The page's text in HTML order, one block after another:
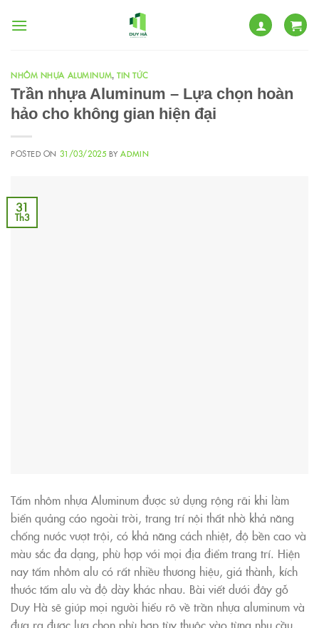
NHÔM NHỰA ALUMINUM,TIN TỨC
Trần nhựa Aluminum – Lựa chọn hoàn
hảo cho không gian hiện đại
POSTED ON 31/03/2025 BYADMIN
31
Th3
Tấm nhôm nhựa Aluminum được sử dụng rộng rãi khi làm
biển quảng cáo ngoài trời, trang trí nội thất nhờ khả năng
chống nước vượt trội, có khả năng cách nhiệt, độ bền cao và
màu sắc đa dạng, phù hợp với mọi địa điểm trang trí. Hiện
nay tấm nhôm alu có rất nhiều thương hiệu, giá thành, kích
thước tấm alu và độ dày khác nhau. Bài viết dưới đây gỗ
Duy Hà sẽ giúp mọi người hiểu rõ về trần nhựa aluminum và
đưa ra được lựa chọn phù hợp tùy thuộc vào từng nhu cầu.